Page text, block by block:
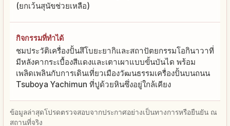
(ยกเว้นสุนัขช่วยเหลือ)
กิจกรรมที่ทำได้
ชมประวัติเครื่องปั้นสึโบยะยากิและสถาปัตยกรรมโอกินาวาที่
มีหลังคากระเบื้องสีแดงและเตาเผาแบบขั้นบันได พร้อม
เพลิดเพลินกับการเดินเที่ยวเมืองวัฒนธรรมเครื่องปั้นบนถนน
Tsuboya Yachimun ที่ปูด้วยหินซึ่งอยู่ใกล้เคียง
ข้อมูลล่าสุดโปรดตรวจสอบจากประกาศอย่างเป็นทางการหรือยืนยัน ณ
สถานที่จริง